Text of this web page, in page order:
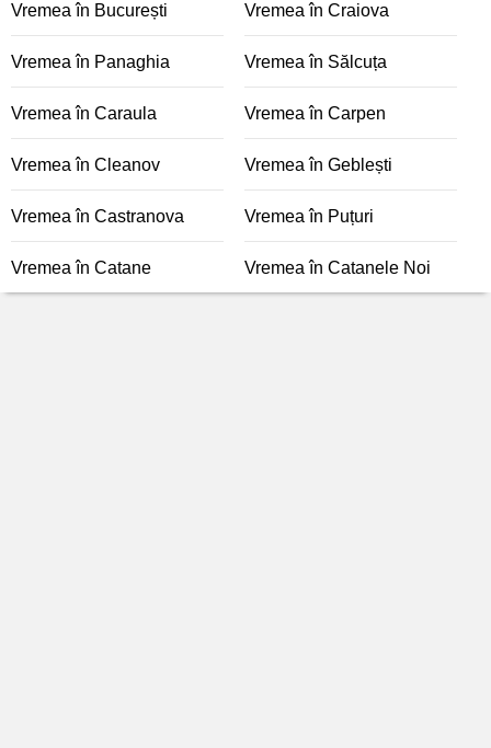
Vremea în București Vremea în Craiova
Vremea în Panaghia Vremea în Sălcuța
Vremea în Caraula Vremea în Carpen
Vremea în Cleanov Vremea în Geblești
Vremea în Castranova Vremea în Puțuri
Vremea în Catane Vremea în Catanele Noi